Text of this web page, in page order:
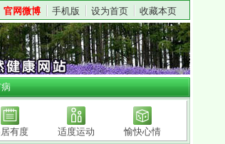
官网微博 手机版 设为首页 收藏本页
有度 适度运动
愉快心情